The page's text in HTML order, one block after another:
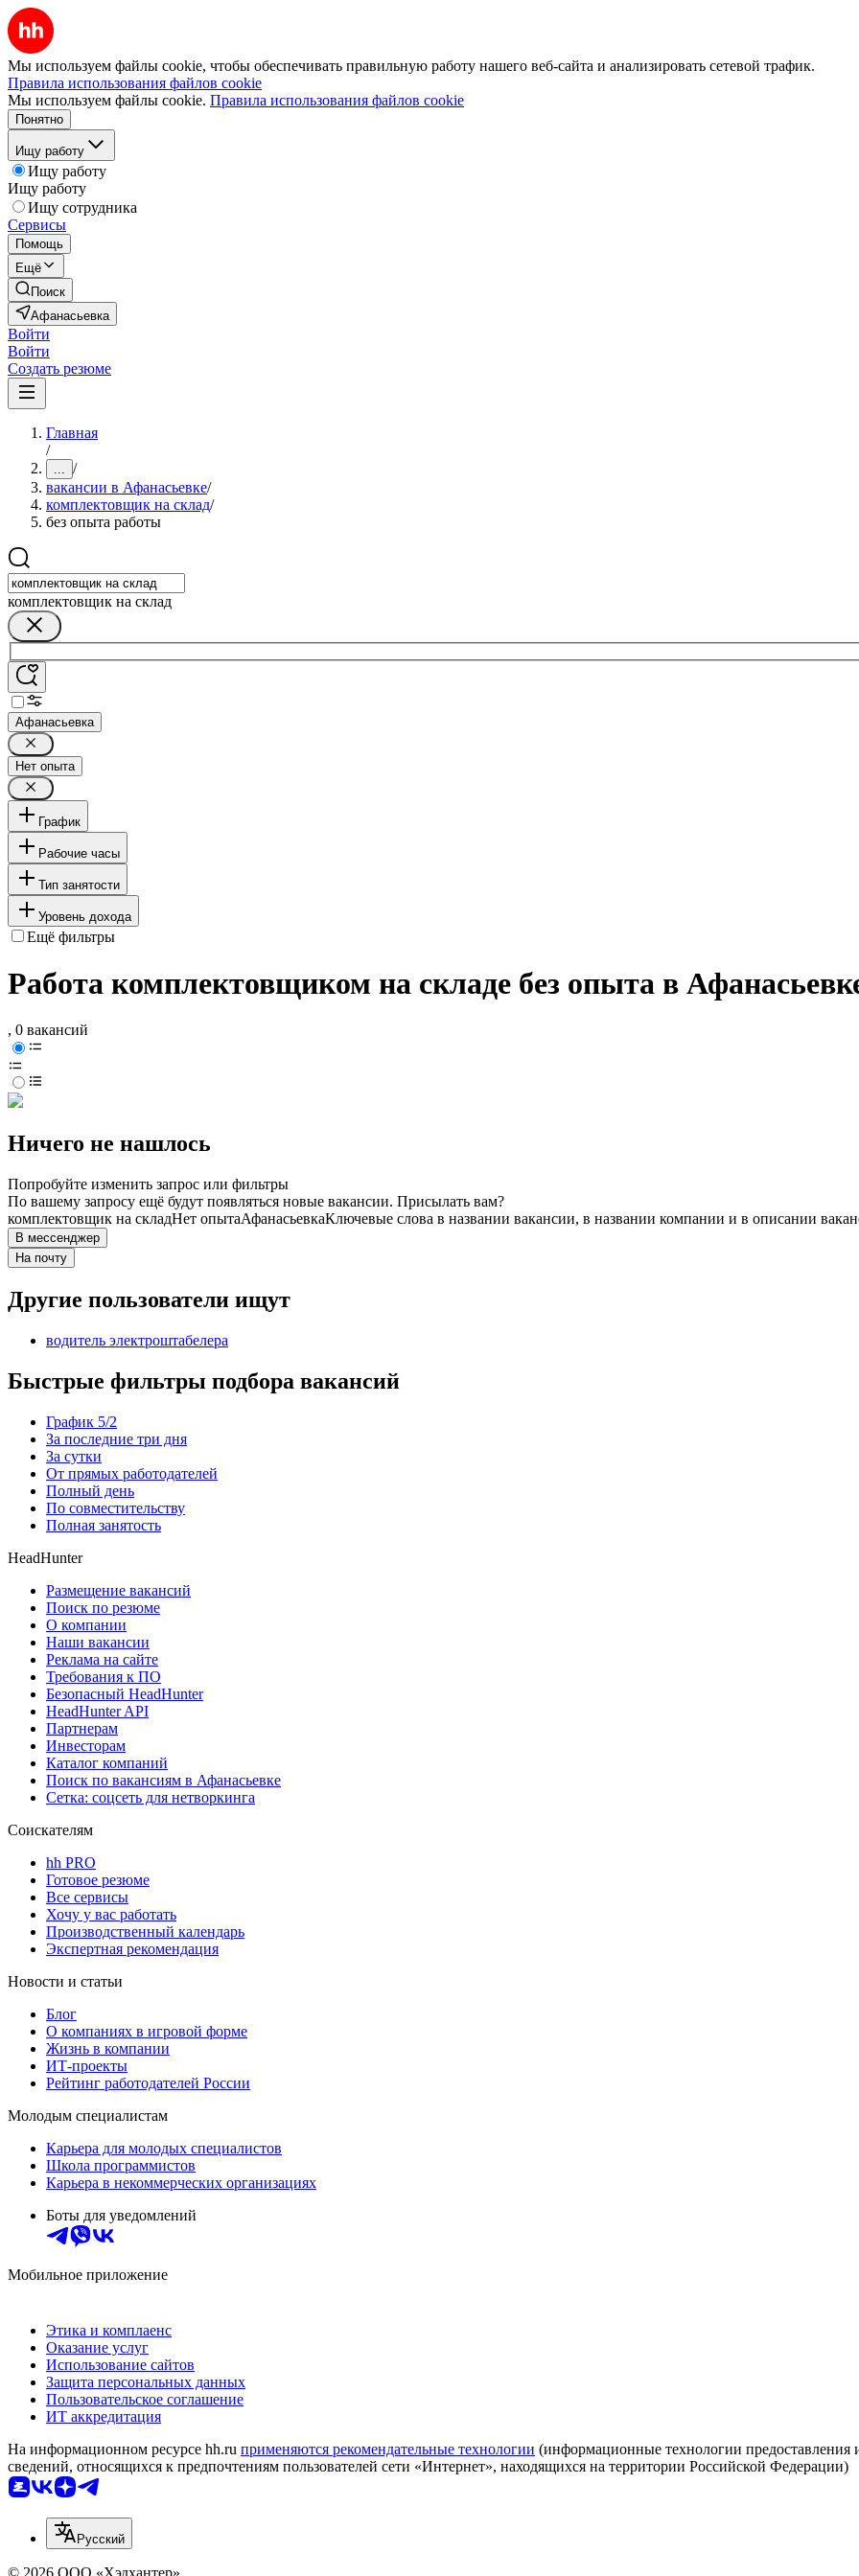
Мы используем файлы cookie, чтобы обеспечивать правильную работу нашего веб-сайта и анализировать сетевой трафик.
Правила использования файлов cookie
Мы используем файлы cookie. Правила использования файлов cookie
Понятно
Ищу работу
Ищу работу
Ищу работу
Ищу сотрудника
Сервисы
Помощь
Ещё
Поиск
Афанасьевка
Войти
Войти
Создать резюме
Главная
/
... /
вакансии в Афанасьевке/
комплектовщик на склад/
без опыта работы
комплектовщик на склад
Афанасьевка
Нет опыта
График
Рабочие часы
Тип занятости
Уровень дохода
Ещё фильтры
Работа комплектовщиком на складе без опыта в
, 0 вакансий
Ничего не нашлось
Попробуйте изменить запрос или фильтры
По вашему запросу ещё будут появляться новые вакансии. Присылать вам?
комплектовщик на складНет опытаАфанасьевкаКлючевые слова в названии вакансии, в названии компании и в описании
В мессенджер
На почту
Другие пользователи ищут
водитель электроштабелера
Быстрые фильтры подбора вакансий
График 5/2
За последние три дня
За сутки
От прямых работодателей
Полный день
По совместительству
Полная занятость
HeadHunter
Размещение вакансий
Поиск по резюме
О компании
Наши вакансии
Реклама на сайте
Требования к ПО
Безопасный HeadHunter
HeadHunter API
Партнерам
Инвесторам
Каталог компаний
Поиск по вакансиям в Афанасьевке
Сетка: соцсеть для нетворкинга
Соискателям
hh PRO
Готовое резюме
Все сервисы
Хочу у вас работать
Производственный календарь
Экспертная рекомендация
Новости и статьи
Блог
О компаниях в игровой форме
Жизнь в компании
ИТ-проекты
Рейтинг работодателей России
Молодым специалистам
Карьера для молодых специалистов
Школа программистов
Карьера в некоммерческих организациях
Боты для уведомлений
Мобильное приложение
Этика и комплаенс
Оказание услуг
Использование сайтов
Защита персональных данных
Пользовательское соглашение
ИТ аккредитация
На информационном ресурсе hh.ru применяются рекомендательные технологии (информационные технологии предоставления
сведений, относящихся к предпочтениям пользователей сети «Интернет», находящихся на территории Российской Федерации)
Русский
© 2026 ООО «Хэдхантер»